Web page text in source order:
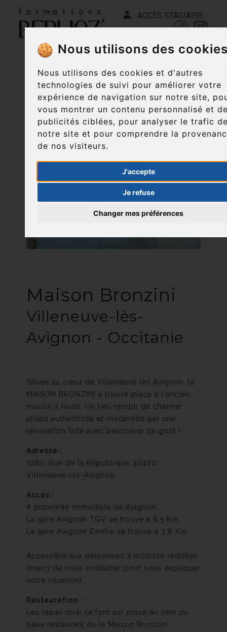
Nous utilisons des
Nous utilisons des cookies et d'autres
technologies de suivi pour améliorer votre
expérience de navigation sur notre site,
vous montrer un contenu personnalisé et
publicités ciblées, pour analyser le trafic
notre site et pour comprendre la
de nos visiteurs.
J'accepte
Je refuse
Changer mes préférences
ACCÈS STAGIAIRE
Maison Bronzini
Villeneuve-lès-
Avignon - Occitanie
Située au cœur de Villeneuve les Avignon, la
MAISON BRONZINI a trouvé place à l'ancien
moulin à Huile. Un lieu rempli de charme
alliant authenticité et modernité par une
rénovation faite avec beaucoup de goût !
Adresse :
72Bis Rue de la République 30400
Villeneuve-lès-Avignon
Accès :
A proximité immédiate de Avignon.
La gare Avignon TGV se trouve à 6.5 Km,
La gare Avignon Centre se trouve à 3.8 Km
Accessible aux personnes à mobilité réduites
(merci de nous contacter pour nous expliquer
votre situation).
Restauration :
Les repas midi se font sur place au sein du
beau restaurant de la Maison Bronzini.